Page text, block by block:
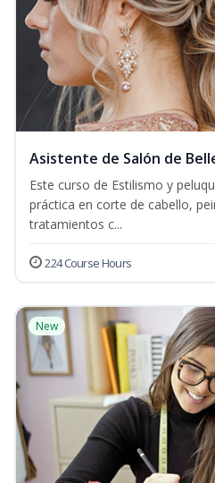
Asistente de Salón de
Este curso de Estilismo y
práctica en corte de cabello,
tratamientos c...
224 Course Hours
New